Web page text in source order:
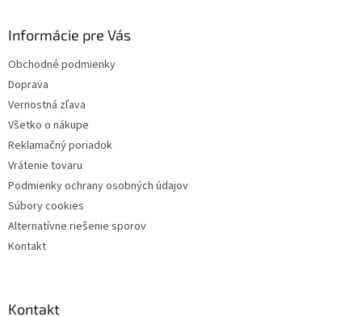
Informácie pre Vás
Obchodné podmienky
Doprava
Vernostná zľava
Všetko o nákupe
Reklamačný poriadok
Vrátenie tovaru
Podmienky ochrany osobných údajov
Súbory cookies
Alternatívne riešenie sporov
Kontakt
Kontakt